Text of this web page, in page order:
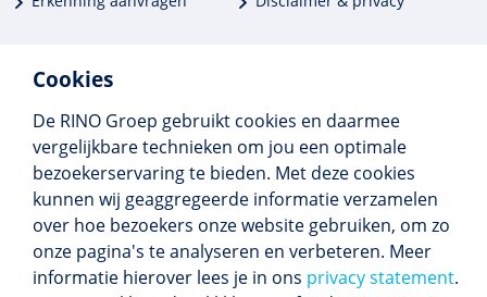
Cookies
De RINO Groep gebruikt cookies en daarmee
vergelijkbare technieken om jou een optimale
bezoekerservaring te bieden. Met deze cookies
kunnen wij geaggregeerde informatie verzamelen
over hoe bezoekers onze website gebruiken, om zo
onze pagina's te analyseren en verbeteren. Meer
informatie hierover lees je in ons privacy statement.
Meer dan 250 opleidingen
Alle BIG-opleidingen in huis
Cedeo-erkend en CRKBO-geregistreerd
Gemiddelde beoordeling 8,4